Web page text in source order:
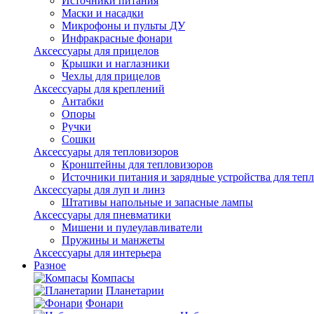
Маски и насадки
Микрофоны и пульты ДУ
Инфракрасные фонари
Аксессуары для прицелов
Крышки и наглазники
Чехлы для прицелов
Аксессуары для креплений
Антабки
Опоры
Ручки
Сошки
Аксессуары для тепловизоров
Кронштейны для тепловизоров
Источники питания и зарядные устройства для
Аксессуары для луп и линз
Штативы напольные и запасные лампы
Аксессуары для пневматики
Мишени и пулеулавливатели
Пружины и манжеты
Аксессуары для интерьера
Разное
Компасы
Планетарии
Фонари